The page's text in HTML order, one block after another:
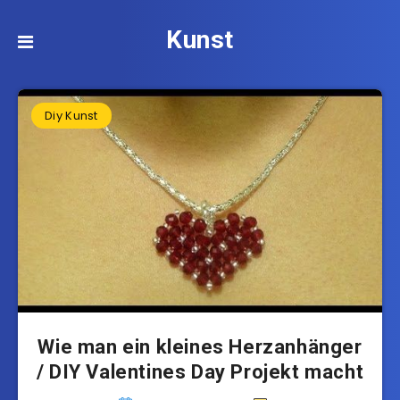
Kunst
Diy Kunst
Wie man ein kleines Herzanhänger
/ DIY Valentines Day Projekt macht